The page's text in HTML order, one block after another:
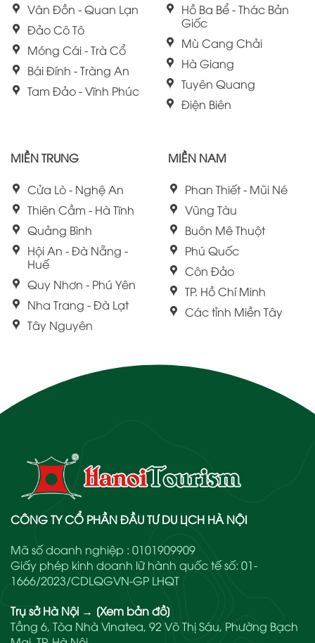
Vân Đồn - Quan Lạn
Đảo Cô Tô
Móng Cái - Trà Cổ
Bái Đính - Tràng An
Tam Đảo - Vĩnh Phúc
Hồ Ba Bể - Thác Bản
Giốc
Mù Cang Chải
Hà Giang
Tuyên Quang
Điện Biên
MIỀN TRUNG
Cửa Lò - Nghệ An
Thiên Cầm - Hà Tĩnh
Quảng Bình
Hội An - Đà Nẵng -
Huế
Quy Nhơn - Phú Yên
Nha Trang - Đà Lạt
Tây Nguyên
MIỀN NAM
Phan Thiết - Mũi Né
Vũng Tàu
Buôn Mê Thuột
Phú Quốc
Côn Đảo
TP. Hồ Chí Minh
Các tỉnh Miền Tây
CÔNG TY CỔ PHẦN ĐẦU TƯ DU LỊCH HÀ NỘI
Mã số doanh nghiệp : 0101909909
Giấy phép kinh doanh lữ hành quốc tế số: 01-
1666/2023/CDLQGVN-GP LHQT
Trụ sở Hà Nội → [Xem bản đồ]
Tầng 6, Tòa Nhà Vinatea, 92 Võ Thị Sáu, Phường Bạch